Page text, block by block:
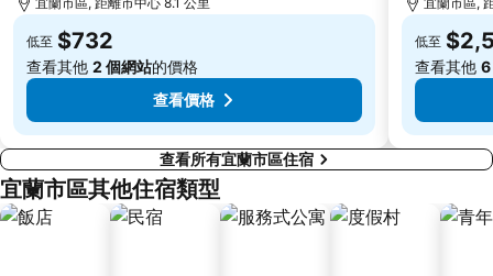
台灣總統府凱達格蘭大道
大安區
龍山寺
新北投
松山區
低至 $732
查看其他 2 個網站的價格
查看價格
低至
查看其他 6
查看所有宜蘭市區住宿
宜蘭市區其他住宿類型